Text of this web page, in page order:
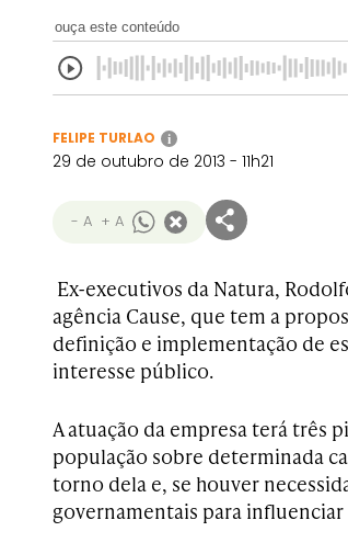
ouça este conteúdo
FELIPE TURLAO i
29 de outubro de 2013 - 11h21
- A + A
Ex-executivos da Natura,
agência Cause, que tem a
definição e implementação de
interesse público.
A atuação da empresa terá três
população sobre determinada
torno dela e, se houver
governamentais para